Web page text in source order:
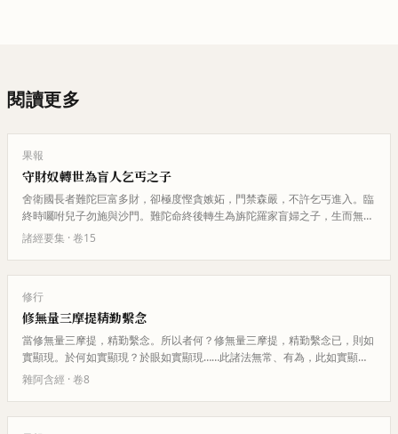
閱讀更多
果報
守財奴轉世為盲人乞丐之子
舍衛國長者難陀巨富多財，卻極度慳貪嫉妬，門禁森嚴，不許乞丐進入。臨
終時囑咐兒子勿施與沙門。難陀命終後轉生為旃陀羅家盲婦之子，生而無
目。盲兒後來到難陀家乞食，被守…
諸經要集 · 卷15
修行
修無量三摩提精勤繫念
當修無量三摩提，精勤繫念。所以者何？修無量三摩提，精勤繫念已，則如
實顯現。於何如實顯現？於眼如實顯現……此諸法無常、有為，此如實顯
現。
雜阿含經 · 卷8